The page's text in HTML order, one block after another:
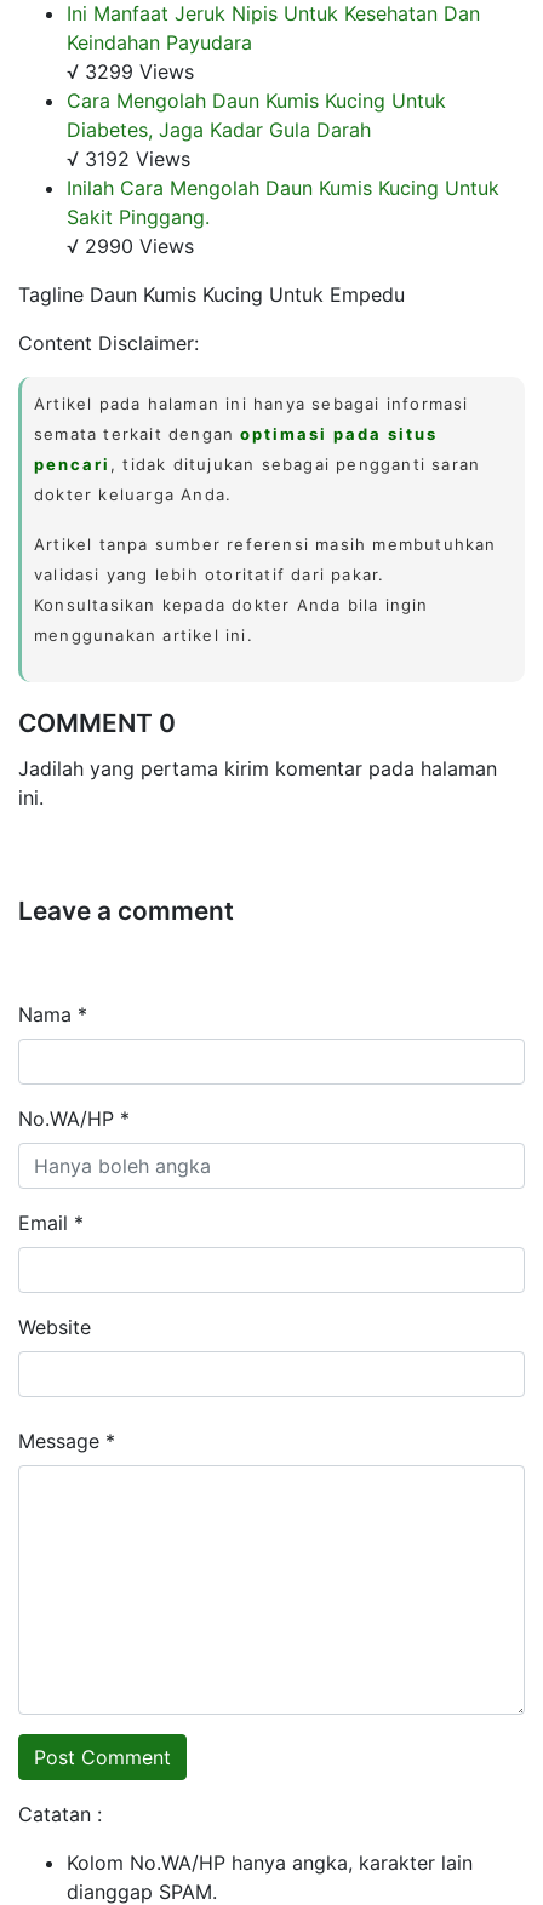
Ini Manfaat Jeruk Nipis Untuk Kesehatan Dan
Keindahan Payudara
√ 3299 Views
Cara Mengolah Daun Kumis Kucing Untuk
Diabetes, Jaga Kadar Gula Darah
√ 3192 Views
Inilah Cara Mengolah Daun Kumis Kucing Untuk
Sakit Pinggang.
√ 2990 Views
Tagline Daun Kumis Kucing Untuk Empedu
Content Disclaimer:
Artikel pada halaman ini hanya sebagai informasi
semata terkait denganoptimasi pada situs
pencari , tidak ditujukan sebagai pengganti saran
dokter keluarga Anda.
Artikel tanpa sumber referensi masih membutuhkan
validasi yang lebih otoritatif dari pakar.
Konsultasikan kepada dokter Anda bila ingin
menggunakan artikel ini.
COMMENT 0
Jadilah yang pertama kirim komentar pada halaman
ini.
Leave a comment
Nama *
No.WA/HP *
Email *
Website
Message *
Catatan :
Kolom No.WA/HP hanya angka, karakter lain
dianggap SPAM.